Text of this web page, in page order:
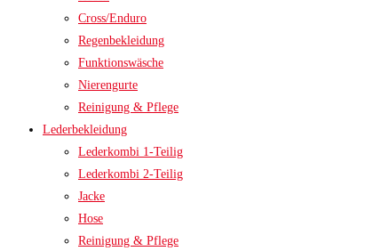
Cross/Enduro
Regenbekleidung
Funktionswäsche
Nierengurte
Reinigung & Pflege
Lederbekleidung
Lederkombi 1-Teilig
Lederkombi 2-Teilig
Jacke
Hose
Reinigung & Pflege